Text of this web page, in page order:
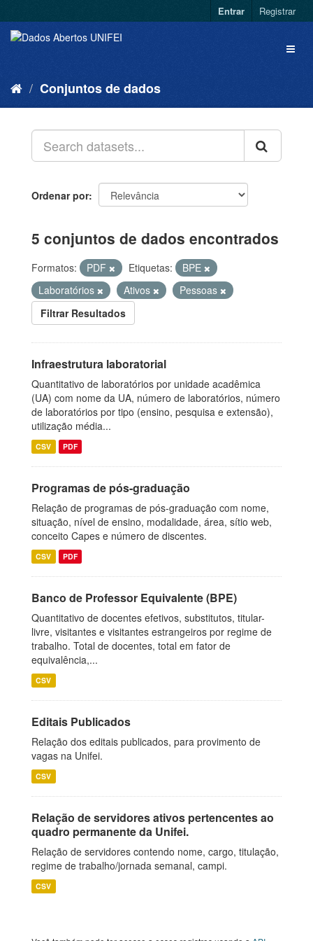
Entrar Registrar
Conjuntos de dados
Ordenar por
5 conjuntos de dados encontrados
Formatos: PDF Etiquetas:
BPE
Laboratórios
Ativos
Pessoas
Filtrar Resultados
Infraestrutura laboratorial
Quantitativo de laboratórios por unidade acadêmica
(UA) com nome da UA, número de laboratórios, número
de laboratórios por tipo (ensino, pesquisa e extensão),
utilização média...
CSV PDF
Programas de pós-graduação
Relação de programas de pós-graduação com nome,
situação, nível de ensino, modalidade, área, sítio web,
conceito Capes e número de discentes.
CSV PDF
Banco de Professor Equivalente (BPE)
Quantitativo de docentes efetivos, substitutos, titular-
livre, visitantes e visitantes estrangeiros por regime de
trabalho. Total de docentes, total em fator de
equivalência,...
CSV
Editais Publicados
Relação dos editais publicados, para provimento de
vagas na Unifei.
CSV
Relação de servidores ativos pertencentes ao
quadro permanente da Unifei.
Relação de servidores contendo nome, cargo, titulação,
regime de trabalho/jornada semanal, campi.
CSV